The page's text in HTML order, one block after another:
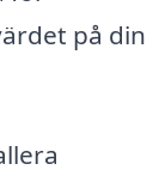
på din